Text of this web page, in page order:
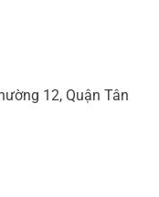
12, Quận Tân